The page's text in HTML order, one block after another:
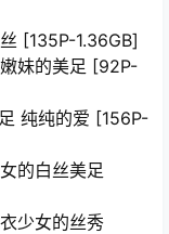
[135P-1.36GB]
妹的美足 [92P-
纯纯的爱 [156P-
的白丝美足
少女的丝秀